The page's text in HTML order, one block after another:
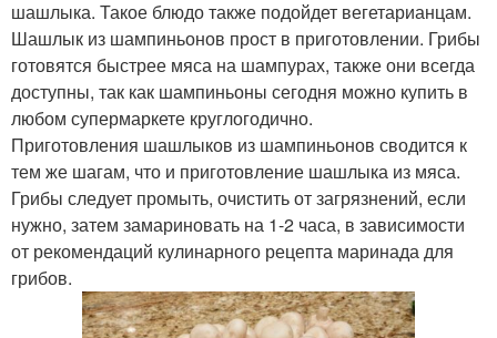
шашлыка. Такое блюдо также подойдет вегетарианцам.
Шашлык из шампиньонов прост в приготовлении. Грибы
готовятся быстрее мяса на шампурах, также они всегда
доступны, так как шампиньоны сегодня можно купить в
любом супермаркете круглогодично.
Приготовления шашлыков из шампиньонов сводится к
тем же шагам, что и приготовление шашлыка из мяса.
Грибы следует промыть, очистить от загрязнений, если
нужно, затем замариновать на 1-2 часа, в зависимости
от рекомендаций кулинарного рецепта маринада для
грибов.